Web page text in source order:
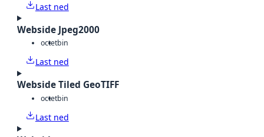
Last ned
Webside Jpeg2000
octetbin
Last ned
Webside Tiled GeoTIFF
octetbin
Last ned